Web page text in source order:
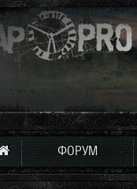
ФОРУМ